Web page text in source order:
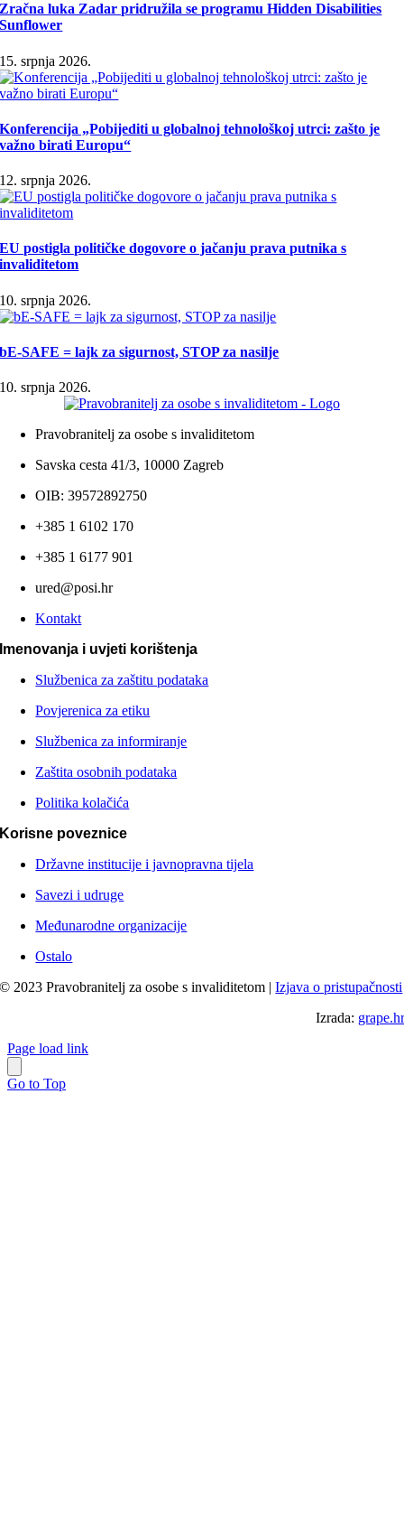
Zračna luka Zadar pridružila se programu Hidden Disabilities
Sunflower
15. srpnja 2026.
Konferencija „Pobijediti u globalnoj tehnološkoj utrci: zašto je
važno birati Europu“
12. srpnja 2026.
EU postigla političke dogovore o jačanju prava putnika s
invaliditetom
10. srpnja 2026.
bE-SAFE = lajk za sigurnost, STOP za nasilje
10. srpnja 2026.
Pravobranitelj za osobe s invaliditetom
Savska cesta 41/3, 10000 Zagreb
OIB: 39572892750
+385 1 6102 170
+385 1 6177 901
ured@posi.hr
Kontakt
Imenovanja i uvjeti korištenja
Službenica za zaštitu podataka
Povjerenica za etiku
Službenica za informiranje
Zaštita osobnih podataka
Politika kolačića
Korisne poveznice
Državne institucije i javnopravna tijela
Savezi i udruge
Međunarodne organizacije
Ostalo
© 2023 Pravobranitelj za osobe s invaliditetom |Izjava o pristupačnosti
Izrada: grape.hr
Page load link
Go to Top